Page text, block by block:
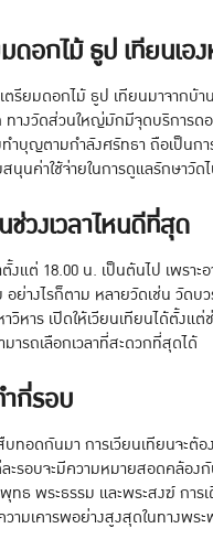
ดอกไม้ ธูป เทียนเอ
ตรียมดอกไม้ ธูป เทียนมาจากบ้า
างวัดส่วนใหญ่มักมีจุดบริการด
บุญตามกำลังศรัทธา ถือเป็นกา
นค่าใช้จ่ายในการดูแลรักษาวัด
ช่วงเวลาไหนดีที่สุด
งแต่ 18.00 น. เป็นต้นไป เพราะ
ย่างไรก็ตาม หลายวัดเช่น วัดบว
วิหาร เปิดให้เวียนเทียนได้ตั้งแต่
ารถเลือกเวลาที่สะดวกที่สุดได้
กี่รอบ
อดกันมา การเวียนเทียนจะต้อ
ะรอบจะมีความหมายสอดคล้อง
ธ พระธรรม และพระสงฆ์ การ
ามเคารพอย่างสูงสุดในทางพร